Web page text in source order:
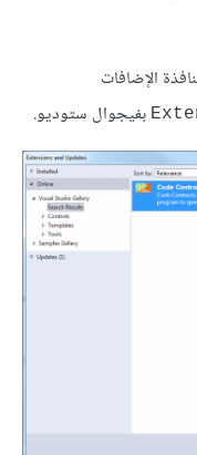
الإضافات
بفيجوال ستوديو.